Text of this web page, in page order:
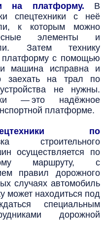
на платформу. В
спецтехники с неё
к которым можно
элементы и
Затем технику
платформу с помощью
машина исправна и
заехать на трал по
не нужны.
— это надёжное
платформе.
по
строительного
осуществляется по
маршруту, с
правил дорожного
случаях автомобиль
может находиться под
специальным
дорожной